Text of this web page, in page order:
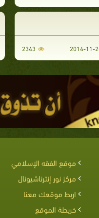
2343
موقع الفقه الإسلامي
مركز نور إنترناشيونال
اربط موقعك معنا
خريطة الموقع